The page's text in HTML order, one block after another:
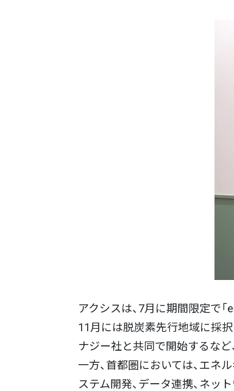
アクシスは、7月に期間限定で
11月には脱炭素先行地域に採
ナジー社と共同で開始するなど
一方、首都圏においては、エネ
ステム開発、データ連携、ネ